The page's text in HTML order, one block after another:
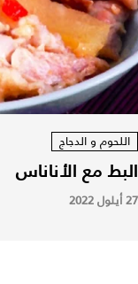
اللحوم و الدجاج
البط مع الأناناس
27 أيلول 2022